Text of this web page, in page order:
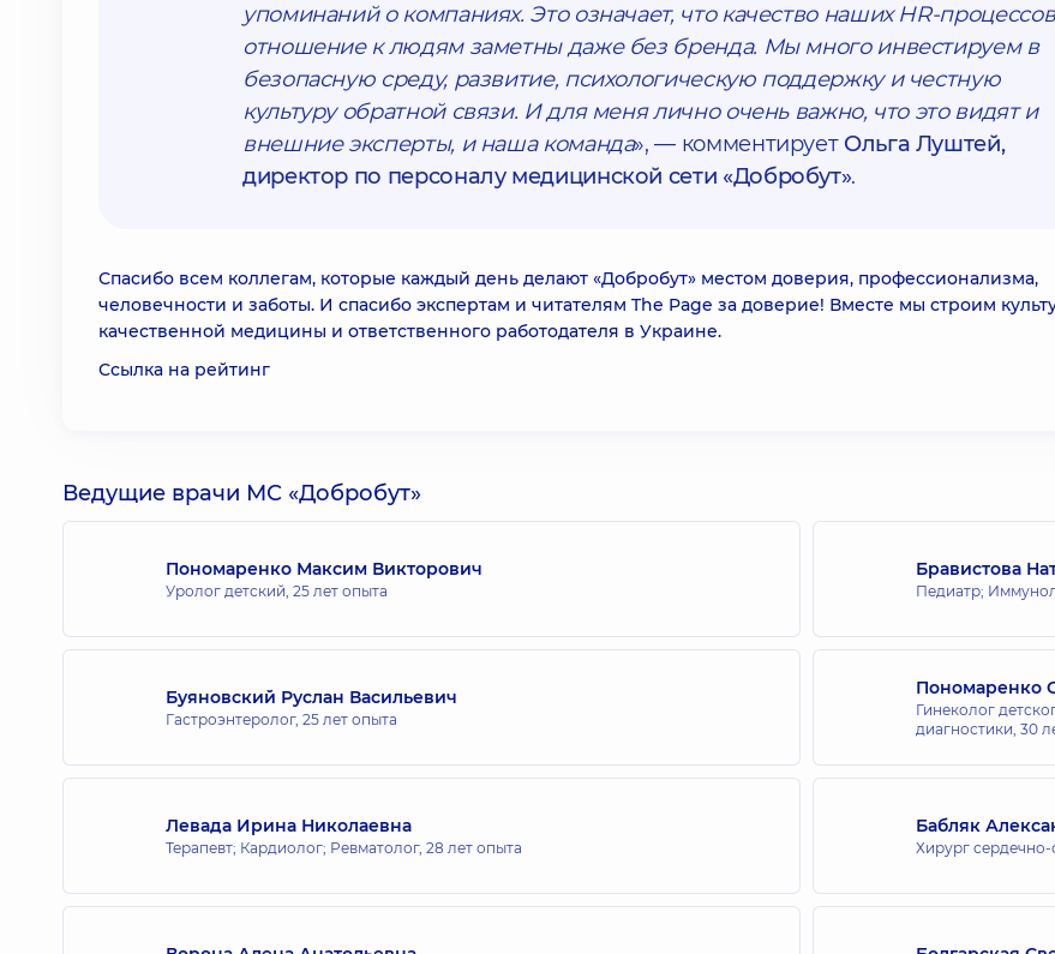
упоминаний о компаниях. Это означает, что качество наших HR-
отношение к людям заметны даже без бренда. Мы много инвестируем в
безопасную среду, развитие, психологическую поддержку и честную
культуру обратной связи. И для меня лично очень важно, что это видят и
внешние эксперты, и наша команда», — комментирует Ольга Луштей,
директор по персоналу медицинской сети «Добробут».
Спасибо всем коллегам, которые каждый день делают «Добробут» местом доверия, профессионализма,
человечности и заботы. И спасибо экспертам и читателям The Page за доверие! Вместе мы строим
качественной медицины и ответственного работодателя в Украине.
Ссылка на рейтинг
Ведущие врачи МС «Добробут»
Пономаренко Максим Викторович
Уролог детский, 25 лет опыта
Бравистова
Педиатр;
Буяновский Руслан Васильевич
Гастроэнтеролог, 25 лет опыта
Пономаренко
Гинеколог
диагностики, 30
Левада Ирина Николаевна
Терапевт; Кардиолог; Ревматолог, 28 лет опыта
Бабляк
Хирург сердечно-